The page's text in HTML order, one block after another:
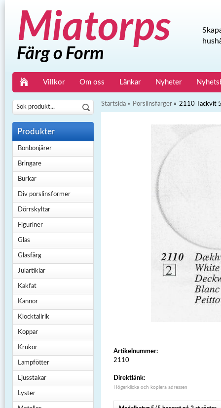
Villkor Om oss Länkar Nyheter
Produkter
Bonbonjärer
Bringare
Burkar
Div porslinsformer
Dörrskyltar
Figuriner
Glas
Glasfärg
Julartiklar
Kakfat
Kannor
Klocktallrik
Koppar
Krukor
Lampfötter
Ljusstakar
Lyster
Startsida » Porslinsfärger » 2110 Täckvit
Artikelnummer:
2110
Direktlänk:
Högerklicka och kopiera adressen